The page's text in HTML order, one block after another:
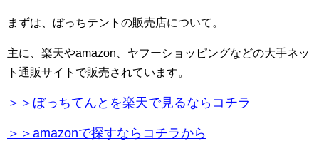
まずは、ぼっちテントの販売店について。
主に、楽天やamazon、ヤフーショッピングなどの大手ネッ
ト通販サイトで販売されています。
＞＞ぼっちてんとを楽天で見るならコチラ
＞＞amazonで探すならコチラから